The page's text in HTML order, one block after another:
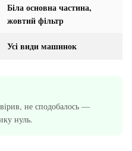
Біла основна частина,
жовтий фільтр
Усі види машинок
не сподобалось —
нуль.